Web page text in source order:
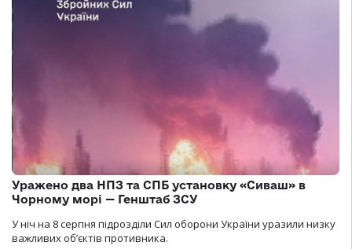
Уражено два НПЗ та СПБ установку «Сиваш» в
Чорному морі — Генштаб ЗСУ
У ніч на 8 серпня підрозділи Сил оборони України уразили низку
важливих об’єктів противника.